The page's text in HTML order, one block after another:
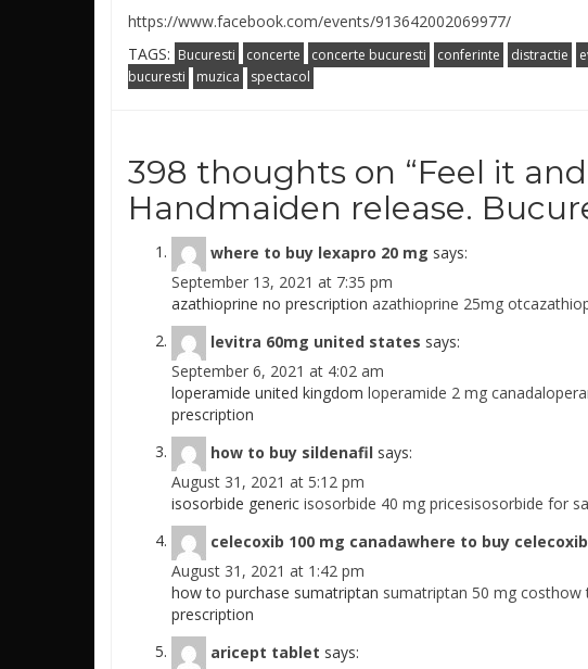
https://www.facebook.com/events/913642002069977/
TAGS: Bucuresti concerte concerte bucuresti conferinte distractie
bucuresti
muzica spectacol
398 thoughts on “Feel it
Handmaiden release.
where to buy lexapro 20 mg says:
September 13, 2021 at 7:35 pm
azathioprine no prescription azathioprine 25mg
levitra 60mg united states says:
September 6, 2021 at 4:02 am
loperamide united kingdom loperamide 2 mg
prescription
how to buy sildenafil says:
August 31, 2021 at 5:12 pm
isosorbide generic isosorbide 40 mg pricesisosorbide for
celecoxib 100 mg canadawhere to buy celecoxib
August 31, 2021 at 1:42 pm
how to purchase sumatriptan sumatriptan 50 mg costhow
prescription
aricept tablet says: